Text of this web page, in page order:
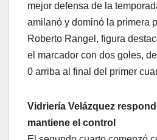
mejor defensa de la
amilanó y dominó la primera
Roberto Rangel, figura
el marcador con dos goles,
0 arriba al final del primer
Vidriería Velázquez
mantiene el control